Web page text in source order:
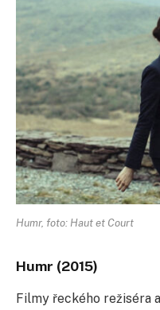
Humr, foto: Haut et Court
Humr (2015)
Filmy řeckého režiséra